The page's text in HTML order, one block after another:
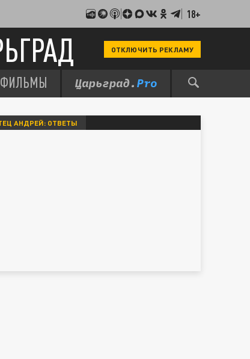
18+
ОТКЛЮЧИТЬ РЕКЛАМУ
ФИЛЬМЫ
АНДРЕЙ: ОТВЕТЫ